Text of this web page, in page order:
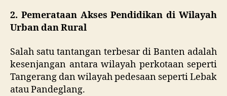
2. Pemerataan Akses Pendidikan di Wilayah
Urban dan Rural
Salah satu tantangan terbesar di Banten adalah
kesenjangan antara wilayah perkotaan seperti
Tangerang dan wilayah pedesaan seperti Lebak
atau Pandeglang.